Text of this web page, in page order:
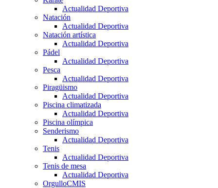
Actualidad Deportiva
Natación
Actualidad Deportiva
Natación artística
Actualidad Deportiva
Pádel
Actualidad Deportiva
Pesca
Actualidad Deportiva
Piragüismo
Actualidad Deportiva
Piscina climatizada
Actualidad Deportiva
Piscina olímpica
Senderismo
Actualidad Deportiva
Tenis
Actualidad Deportiva
Tenis de mesa
Actualidad Deportiva
OrgulloCMIS